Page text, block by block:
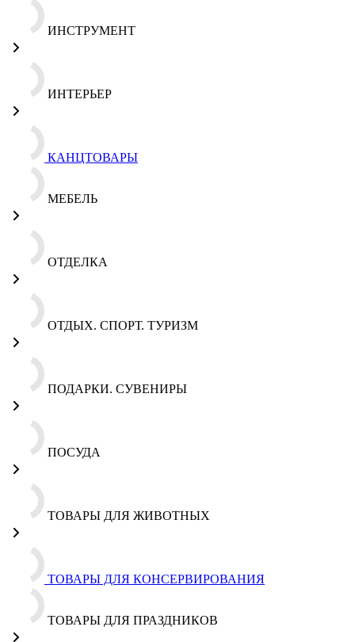
ИНСТРУМЕНТ
ИНТЕРЬЕР
КАНЦТОВАРЫ
МЕБЕЛЬ
ОТДЕЛКА
ОТДЫХ. СПОРТ. ТУРИЗМ
ПОДАРКИ. СУВЕНИРЫ
ПОСУДА
ТОВАРЫ ДЛЯ ЖИВОТНЫХ
ТОВАРЫ ДЛЯ КОНСЕРВИРОВАНИЯ
ТОВАРЫ ДЛЯ ПРАЗДНИКОВ